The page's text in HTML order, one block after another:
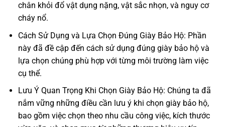
chân khỏi đổ vật dụng nặng, vật sắc nhọn, và nguy cơ
cháy nổ.
Cách Sử Dụng và Lựa Chọn Đúng Giày Bảo Hộ: Phần
này đã đề cập đến cách sử dụng đúng giày bảo hộ và
lựa chọn chúng phù hợp với từng môi trường làm việc
cụ thể.
Lưu Ý Quan Trọng Khi Chọn Giày Bảo Hộ: Chúng ta đã
nắm vững những điều cần lưu ý khi chọn giày bảo hộ,
bao gồm việc chọn theo nhu cầu công việc, kích thước